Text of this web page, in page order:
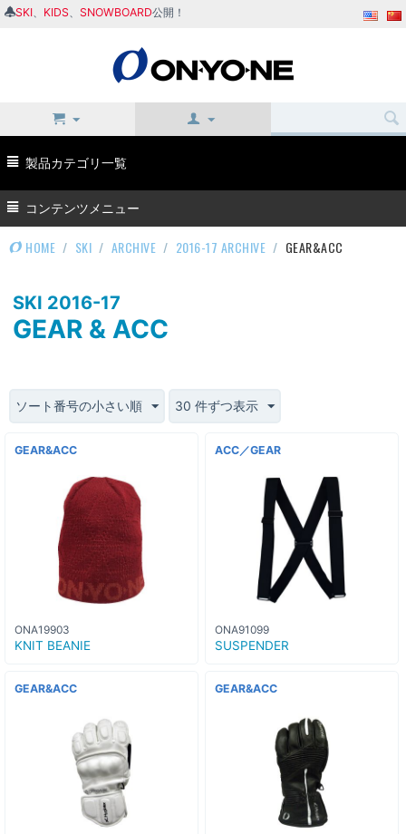
SKI KIDS SNOWBOARD公開！
製品カテゴリ一覧
コンテンツメニュー
HOME / SKI / ARCHIVE / 2016-17 ARCHIVE / GEAR&ACC
SKI 2016-17
GEAR & ACC
ソート番号の小さい順 30 件ずつ表示
GEAR&ACC
ONA19903
KNIT BEANIE
ACC／GEAR
ONA91099
SUSPENDER
GEAR&ACC GEAR&ACC